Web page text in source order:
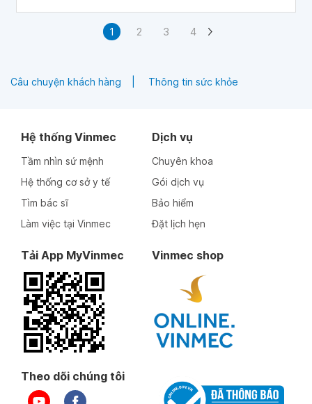
1 2 3 4
Câu chuyện khách hàng Thông tin sức khỏe
Hệ thống Vinmec
Tầm nhìn sứ mệnh
Hệ thống cơ sở y tế
Tìm bác sĩ
Làm việc tại Vinmec
Dịch vụ
Chuyên khoa
Gói dịch vụ
Bảo hiểm
Đặt lịch hẹn
Tải App MyVinmec Vinmec shop
Theo dõi chúng tôi